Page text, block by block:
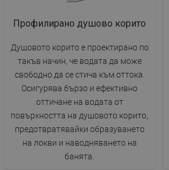
Профилирано душово корито
Душовото корито е проектирано по
такъв начин, че водата да може
свободно да се стича към оттока.
Осигурява бързо и ефективно
оттичане на водата от
повърхността на душовото корито,
предотвратявайки образуването
на локви и наводняването на
банята.